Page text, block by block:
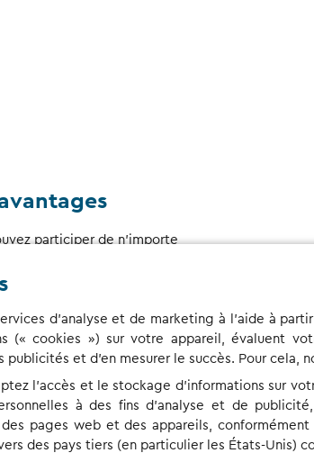
participer de n’importe
En geste de remerciement
que nous vous
vous nous communiquez
veuillez vous rapporter à
d'analyse et de marketing à l'aide à
(« cookies ») sur votre appareil, évaluent
publicités et d'en mesurer le succès. Pour cela,
l'accès et le stockage d'informations sur
à des fins d'analyse et de
pages web et des appareils,
des pays tiers (en particulier les États-Unis)